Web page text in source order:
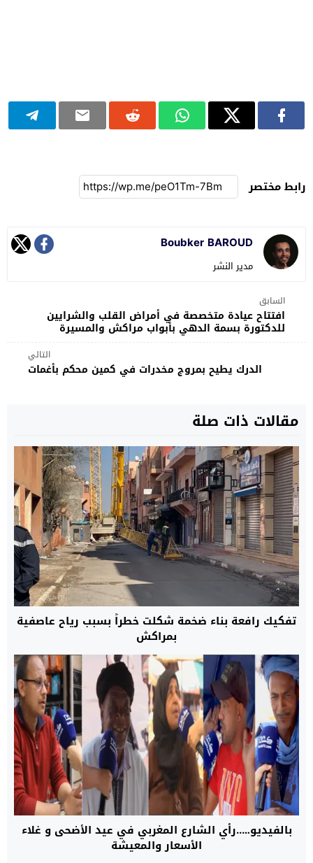
رابط مختصر
Boubker BAROUD
مدير النشر
السابق
افتتاح عيادة متخصصة في أمراض القلب والشرايين
للدكتورة بسمة الدهي بأبواب مراكش والمسيرة
التالي
الدرك يطيح بمروج مخدرات في كمين محكم بأغمات
مقالات ذات صلة
تفكيك رافعة بناء ضخمة شكلت خطراً بسبب رياح عاصفية
بمراكش
بالفيديو…..رأي الشارع المغربي في عيد الأضحى و غلاء
الأسعار والمعيشة